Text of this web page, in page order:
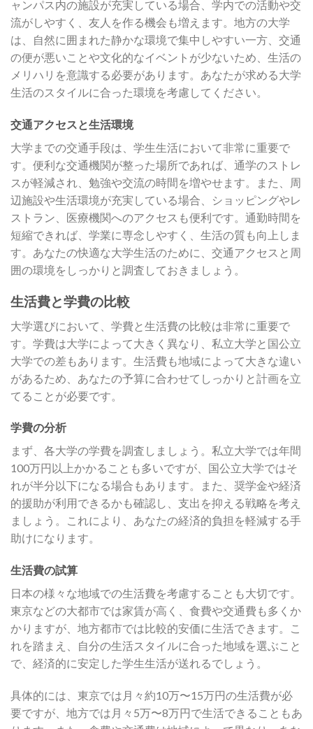
ャンパス内の施設が充実している場合、学内での活動や交
流がしやすく、友人を作る機会も増えます。地方の大学
は、自然に囲まれた静かな環境で集中しやすい一方、交通
の便が悪いことや文化的なイベントが少ないため、生活の
メリハリを意識する必要があります。あなたが求める大学
生活のスタイルに合った環境を考慮してください。
交通アクセスと生活環境
大学までの交通手段は、学生生活において非常に重要で
す。便利な交通機関が整った場所であれば、通学のストレ
スが軽減され、勉強や交流の時間を増やせます。また、周
辺施設や生活環境が充実している場合、ショッピングやレ
ストラン、医療機関へのアクセスも便利です。通勤時間を
短縮できれば、学業に専念しやすく、生活の質も向上しま
す。あなたの快適な大学生活のために、交通アクセスと周
囲の環境をしっかりと調査しておきましょう。
生活費と学費の比較
大学選びにおいて、学費と生活費の比較は非常に重要で
す。学費は大学によって大きく異なり、私立大学と国公立
大学での差もあります。生活費も地域によって大きな違い
があるため、あなたの予算に合わせてしっかりと計画を立
てることが必要です。
学費の分析
まず、各大学の学費を調査しましょう。私立大学では年間
100万円以上かかることも多いですが、国公立大学ではそ
れが半分以下になる場合もあります。また、奨学金や経済
的援助が利用できるかも確認し、支出を抑える戦略を考え
ましょう。これにより、あなたの経済的負担を軽減する手
助けになります。
生活費の試算
日本の様々な地域での生活費を考慮することも大切です。
東京などの大都市では家賃が高く、食費や交通費も多くか
かりますが、地方都市では比較的安価に生活できます。こ
れを踏まえ、自分の生活スタイルに合った地域を選ぶこと
で、経済的に安定した学生生活が送れるでしょう。
具体的には、東京では月々約10万〜15万円の生活費が必
要ですが、地方では月々5万〜8万円で生活できることもあ